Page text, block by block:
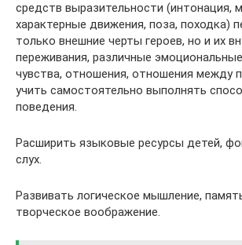
средств выразительности (интонация,
характерные движения, поза, походка)
только внешние черты героев, но и их
переживания, различные
чувства, отношения, отношения между
учить самостоятельно выполнять
поведения.
Расширить языковые ресурсы детей,
слух.
Развивать логическое мышление,
творческое воображение.